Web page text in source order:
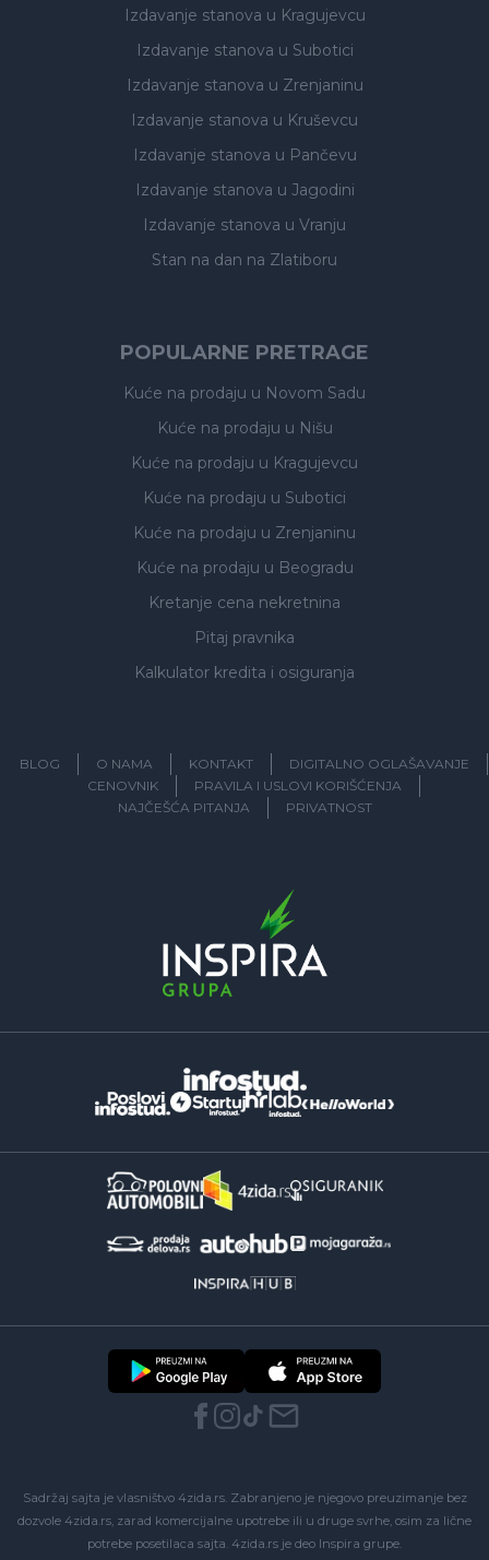
Izdavanje stanova u Kragujevcu
Izdavanje stanova u Subotici
Izdavanje stanova u Zrenjaninu
Izdavanje stanova u Kruševcu
Izdavanje stanova u Pančevu
Izdavanje stanova u Jagodini
Izdavanje stanova u Vranju
Stan na dan na Zlatiboru
POPULARNE PRETRAGE
Kuće na prodaju u Novom Sadu
Kuće na prodaju u Nišu
Kuće na prodaju u Kragujevcu
Kuće na prodaju u Subotici
Kuće na prodaju u Zrenjaninu
Kuće na prodaju u Beogradu
Kretanje cena nekretnina
Pitaj pravnika
Kalkulator kredita i osiguranja
BLOG O NAMA KONTAKT
DIGITALNO OGLAŠAVANJE
CENOVNIK
PRAVILA I USLOVI KORIŠĆENJA
NAJČEŠĆA PITANJA
PRIVATNOST
Sadržaj sajta je vlasništvo 4zida.rs. Zabranjeno je njegovo preuzimanje bez
dozvole 4zida.rs, zarad komercijalne upotrebe ili u druge svrhe, osim za lične
potrebe posetilaca sajta. 4zida.rs je deo Inspira grupe.